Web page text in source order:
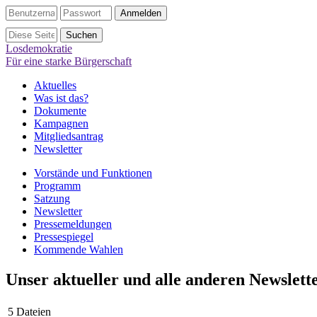
Losdemokratie
Für eine starke Bürgerschaft
Aktuelles
Was ist das?
Dokumente
Kampagnen
Mitgliedsantrag
Newsletter
Vorstände und Funktionen
Programm
Satzung
Newsletter
Pressemeldungen
Pressespiegel
Kommende Wahlen
Unser aktueller und alle anderen
5 Dateien